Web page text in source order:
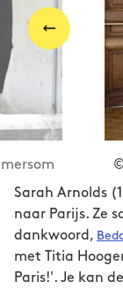
Sarah Arnolds
naar Parijs. Ze
dankwoord,
met Titia
Paris!'. Je kan